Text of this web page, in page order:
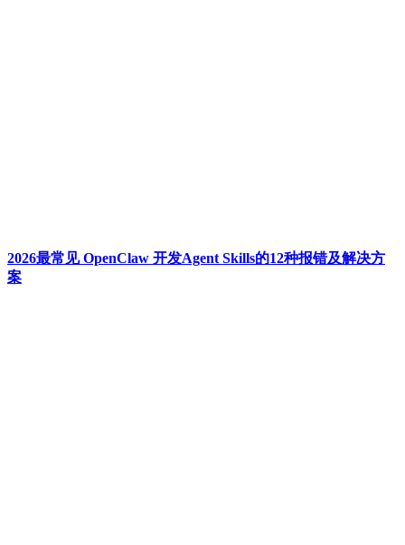
2026最常见 OpenClaw 开发Agent Skills的12种报错及解决方
案